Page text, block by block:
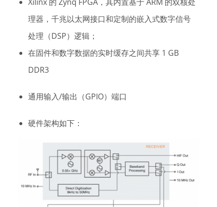
理器，千兆以太网接口和定制的嵌入式数字信号
处理（DSP）逻辑；
在固件和数字数据的实时缓存之间共享 1 GB
DDR3
通用输入/输出（GPIO）端口
硬件架构如下：